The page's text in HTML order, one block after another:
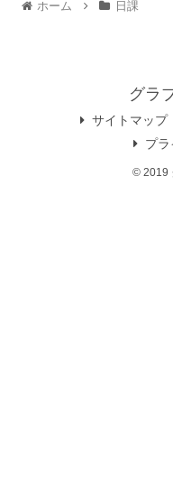
ホーム 日課
グラ
サイトマップ
プ
© 2019